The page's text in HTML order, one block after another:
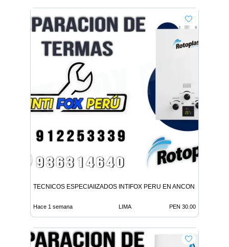
TECNICOS ESPECIAIIZADOS INTIFOX PERU EN ANCON
Hace 1 semana LIMA PEN 30.00